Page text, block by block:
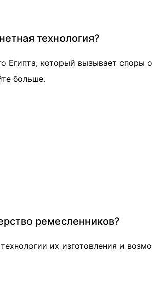
технология?
который вызывает споры
больше.
ремесленников?
их изготовления и